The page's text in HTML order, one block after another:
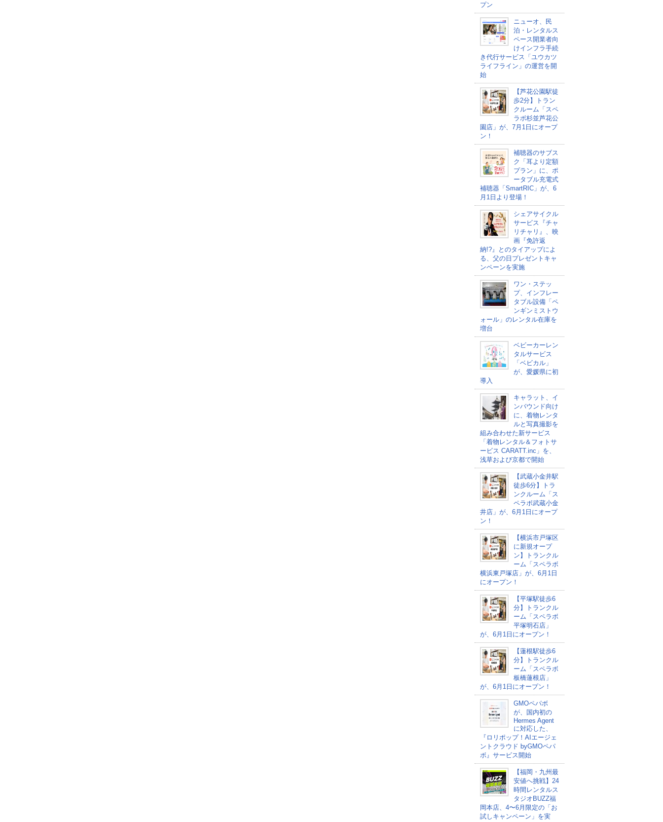
プン
ニューオ、民
泊・レンタルス
ペース開業者向
けインフラ手続
き代行サービス「ユウカツ
ライフライン」の運営を開
始
【芦花公園駅徒
歩2分】トラン
クルーム「スペ
ラボ杉並芦花公
園店」が、7月1日にオープ
ン！
補聴器のサブス
ク「耳より定額
プラン」に、ポ
ータブル充電式
補聴器「SmartRIC」が、6
月1日より登場！
シェアサイクル
サービス『チャ
リチャリ』、映
画『免許返
納!?』とのタイアップによ
る、父の日プレゼントキャ
ンペーンを実施
ワン・ステッ
プ、インフレー
タブル設備「ペ
ンギンミストウ
ォール」のレンタル在庫を
増台
ベビーカーレン
タルサービス
「ベビカル」
が、愛媛県に初
導入
キャラット、イ
ンバウンド向け
に、着物レンタ
ルと写真撮影を
組み合わせた新サービス
「着物レンタル＆フォトサ
ービス CARATT.inc」を、
浅草および京都で開始
【武蔵小金井駅
徒歩6分】トラ
ンクルーム「ス
ペラボ武蔵小金
井店」が、6月1日にオープ
ン！
【横浜市戸塚区
に新規オープ
ン】トランクル
ーム「スペラボ
横浜東戸塚店」が、6月1日
にオープン！
【平塚駅徒歩6
分】トランクル
ーム「スペラボ
平塚明石店」
が、6月1日にオープン！
【蓮根駅徒歩6
分】トランクル
ーム「スペラボ
板橋蓮根店」
が、6月1日にオープン！
GMOペパボ
が、国内初の
Hermes Agent
に対応した、
『ロリポップ！AIエージェ
ントクラウド byGMOペパ
ボ』サービス開始
【福岡・九州最
安値へ挑戦】24
時間レンタルス
タジオBUZZ福
岡本店、4〜6月限定の「お
試しキャンペーン」を実